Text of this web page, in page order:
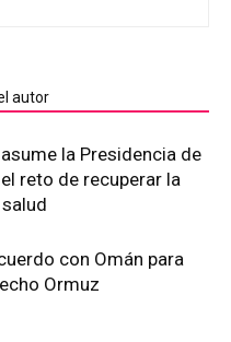
autor
la Presidencia de
reto de recuperar la
con Omán para
Ormuz